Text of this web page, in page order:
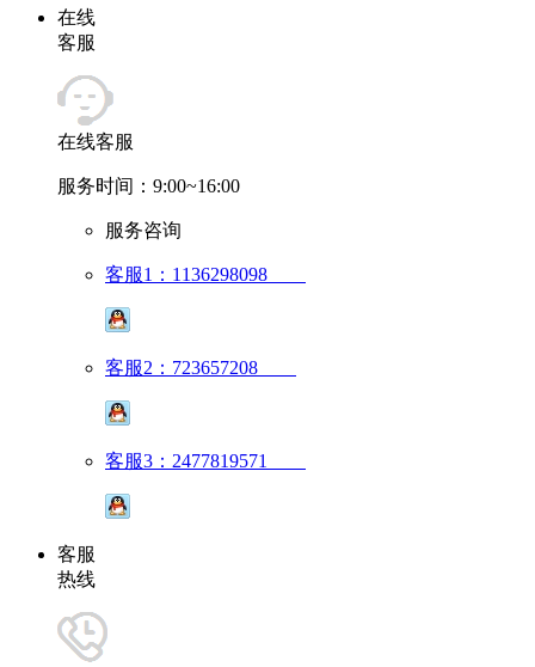
在线
客服
在线客服
服务时间：9:00~16:00
服务咨询
客服1：1136298098
客服2：723657208
客服3：2477819571
客服
热线